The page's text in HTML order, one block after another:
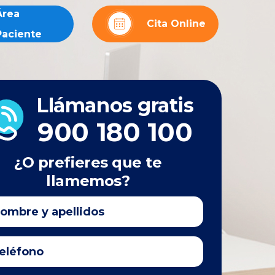
Cita Online
Llámanos gratis
900 180 100
¿O prefieres que te
llamemos?